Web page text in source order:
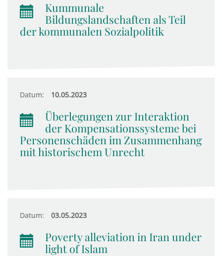
Kummunale
Bildungslandschaften als Teil
der kommunalen Sozialpolitik
Datum: 10.05.2023
Überlegungen zur Interaktion
der Kompensationssysteme bei
Personenschäden im Zusammenhang
mit historischem Unrecht
Datum: 03.05.2023
Poverty alleviation in Iran under
light of Islam